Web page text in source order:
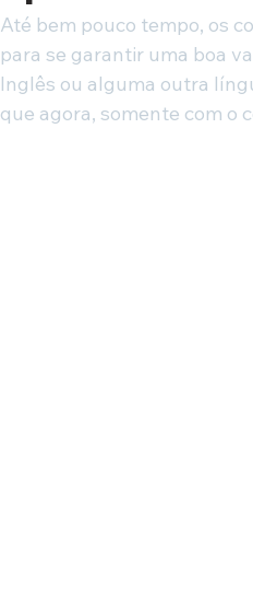
Até bem pouco tempo, os
para se garantir uma boa
Inglês ou alguma outra
que agora, somente com o